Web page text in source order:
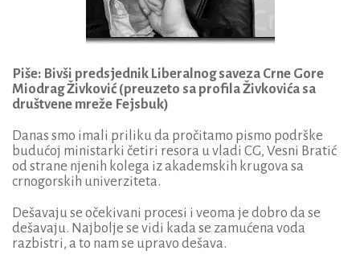
Piše: Bivši predsjednik Liberalnog saveza Crne Gore
Miodrag Živković (preuzeto sa profila Živkovića sa
društvene mreže Fejsbuk)
Danas smo imali priliku da pročitamo pismo podrške
budućoj ministarki četiri resora u vladi CG, Vesni Bratić
od strane njenih kolega iz akademskih krugova sa
crnogorskih univerziteta.
Dešavaju se očekivani procesi i veoma je dobro da se
dešavaju. Najbolje se vidi kada se zamućena voda
razbistri, a to nam se upravo dešava.